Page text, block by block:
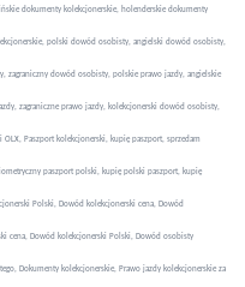
dokumenty kolekcjonerskie, holenderskie dokumenty
polski dowód osobisty, angielski dowód osobisty,
dowód osobisty, polskie prawo jazdy, angielskie
zagraniczne prawo jazdy, kolekcjonerski dowód osobisty,
Paszport kolekcjonerski, kupię paszport, sprzedam
paszport polski, kupię polski paszport, kupię
Polski, Dowód kolekcjonerski cena, Dowód
cena, Dowód kolekcjonerski Polski, Dowód osobisty
Dokumenty kolekcjonerskie, Prawo jazdy kolekcjonerskie za